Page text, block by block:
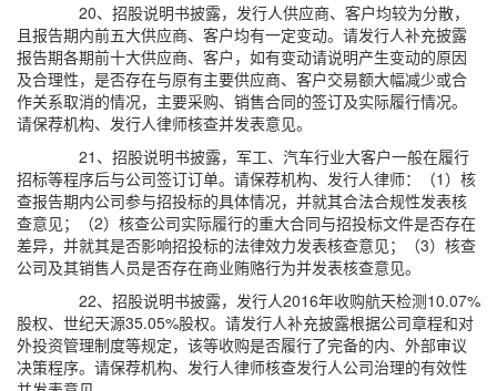
20、招股说明书披露，发行人供应商、客户均较为分散，
且报告期内前五大供应商、客户均有一定变动。请发行人补充披露
报告期各期前十大供应商、客户，如有变动请说明产生变动的原因
及合理性，是否存在与原有主要供应商、客户交易额大幅减少或合
作关系取消的情况，主要采购、销售合同的签订及实际履行情况。
请保荐机构、发行人律师核查并发表意见。
21、招股说明书披露，军工、汽车行业大客户一般在履行
招标等程序后与公司签订订单。请保荐机构、发行人律师：（1）核
查报告期内公司参与招投标的具体情况，并就其合法合规性发表核
查意见；（2）核查公司实际履行的重大合同与招投标文件是否存在
差异，并就其是否影响招投标的法律效力发表核查意见；（3）核查
公司及其销售人员是否存在商业贿赂行为并发表核查意见。
22、招股说明书披露，发行人2016年收购航天检测10.07%
股权、世纪天源35.05%股权。请发行人补充披露根据公司章程和对
外投资管理制度等规定，该等收购是否履行了完备的内、外部审议
决策程序。请保荐机构、发行人律师核查发行人公司治理的有效性